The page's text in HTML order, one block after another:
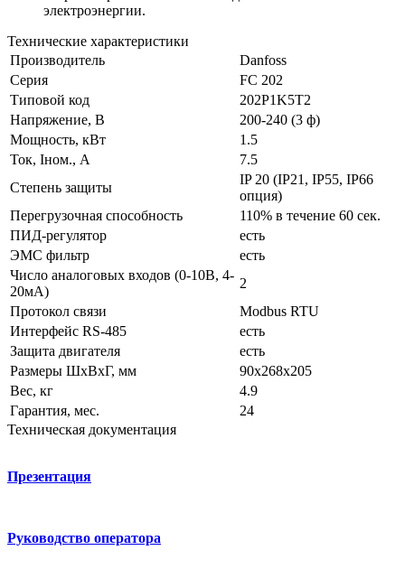
электроэнергии.
Технические характеристики
Производитель
Danfoss
Серия
FC 202
Типовой код
202P1K5T2
Напряжение, В
200-240 (3 ф)
Мощность, кВт
1.5
Ток, Iном., А
7.5
Степень защиты
IP 20 (IP21, IP55, IP66
опция)
Перегрузочная способность
110% в течение 60 сек.
ПИД-регулятор
есть
ЭМС фильтр
есть
Число аналоговых входов (0-10В, 4-
20мА)
2
Протокол связи
Modbus RTU
Интерфейс RS-485
есть
Защита двигателя
есть
Размеры ШхВхГ, мм
90x268x205
Вес, кг
4.9
Гарантия, мес.
24
Техническая документация
Презентация
Руководство оператора